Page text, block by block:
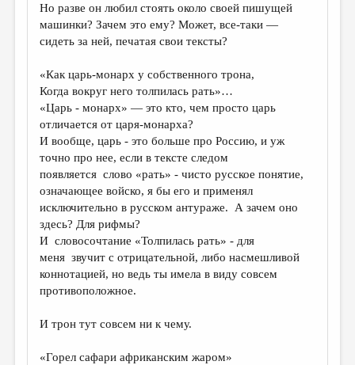
Но разве он любил стоять около своей пишущей
машинки? Зачем это ему? Может, все-таки —
сидеть за ней, печатая свои тексты?
«Как царь-монарх у собственного трона,
Когда вокруг него толпилась рать»…
«Царь - монарх» — это кто, чем просто царь
отличается от царя-монарха?
И вообще, царь - это больше про Россию, и уж
точно про нее, если в тексте следом
появляется слово «рать» - чисто русское понятие,
означающее войско, я бы его и применял
исключительно в русском антураже. А зачем оно
здесь? Для рифмы?
И словосочтание «Толпилась рать» - для
меня звучит с отрицательной, либо насмешливой
коннотацией, но ведь ты имела в виду совсем
противоположное.
И трон тут совсем ни к чему.
«Горел сафари африканским жаром»